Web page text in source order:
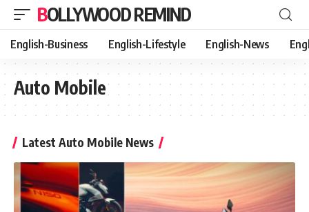
BOLLYWOOD REMIND
English-Business English-Lifestyle English-News
Auto Mobile
Latest Auto Mobile News